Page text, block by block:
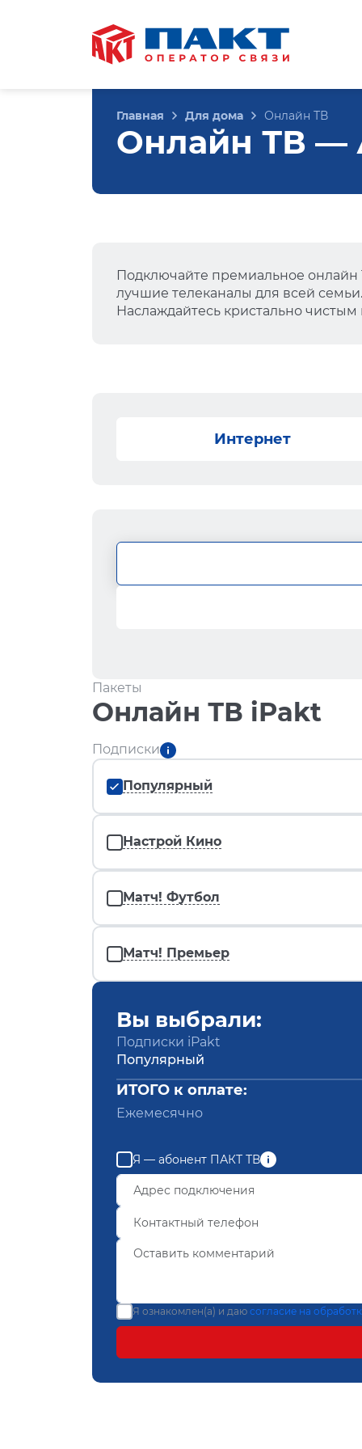
Главная Для дома Онлайн ТВ
Онлайн ТВ —
Подключайте премиальное онлайн
лучшие телеканалы для всей семьи.
Наслаждайтесь кристально
Интернет
Пакеты
Онлайн ТВ iPakt
Подписки
Популярный
Настрой Кино
Матч! Футбол
Матч! Премьер
Вы выбрали:
Подписки iPakt
Популярный
ИТОГО к оплате:
Ежемесячно
Я — абонент ПАКТ ТВ
Я ознакомлен(а) и даю согласие на